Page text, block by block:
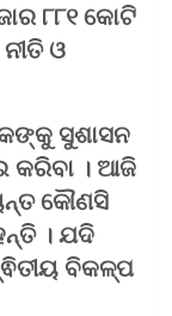
୮୮୧ କୋଟି
ଓ
ସୁଶାସନ
କରିବା । ଆଜି
କୌଣସି
। ଯଦି
ବିକଳ୍ପ